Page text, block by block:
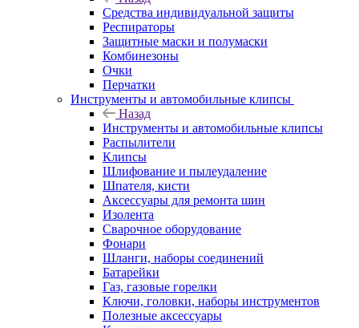
Средства индивидуальной защиты
Респираторы
Защитные маски и полумаски
Комбинезоны
Очки
Перчатки
Инструменты и автомобильные клипсы
Назад
Инструменты и автомобильные клипсы
Распылители
Клипсы
Шлифование и пылеудаление
Шпателя, кисти
Аксессуары для ремонта шин
Изолента
Сварочное оборудование
Фонари
Шланги, наборы соединений
Батарейки
Газ, газовые горелки
Ключи, головки, наборы инструментов
Полезные аксессуары